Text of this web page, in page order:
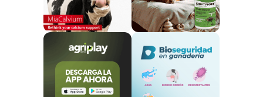
El viernes el rebaño adelantó su hora de salida
prevista y dejó Penyafel a las 9.30 h para dirigirse
hacia los Monjos donde entró por la calle de Alvarez